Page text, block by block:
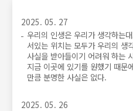
2025. 05. 27
우리의 인생은 우리가 생각하는
서있는 위치는 모두가 우리의 생
사실을 받아들이기 어려워 하는
지금 이곳에 있기를 원했기 때문
만큼 분명한 사실은 없다.
2025. 05. 26